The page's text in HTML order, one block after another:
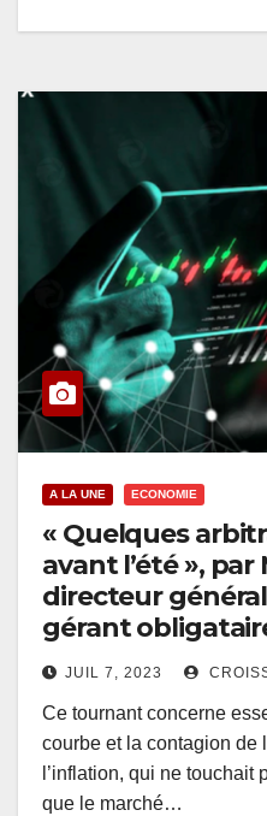
A LA UNE ECONOMIE
« Quelques
avant l’été »,
directeur
gérant
JUIL 7, 2023
Ce tournant concerne
courbe et la contagion de
l’inflation, qui ne touchait
que le marché…